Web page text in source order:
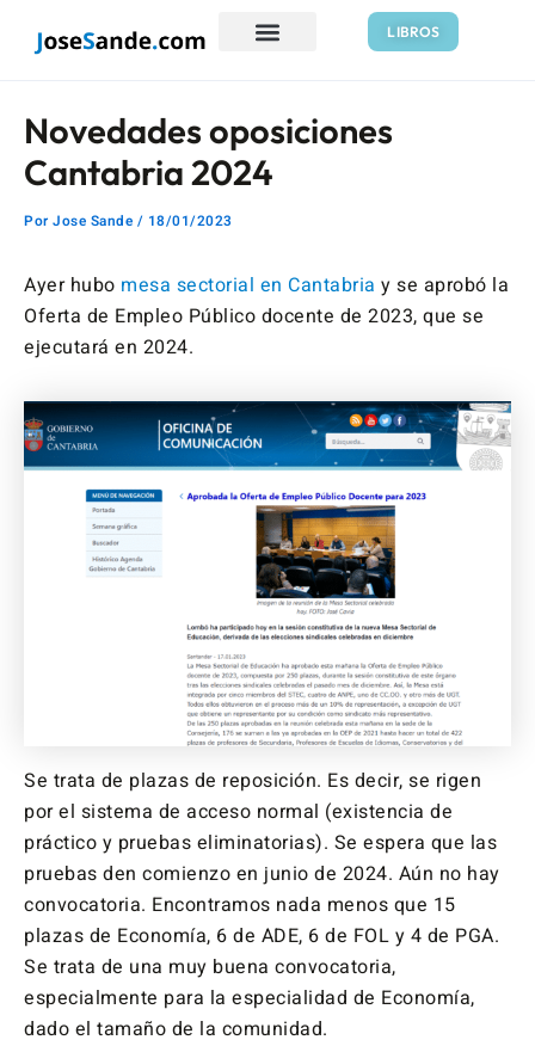
LIBROS
Novedades oposiciones
Cantabria 2024
Por Jose Sande / 18/01/2023
Ayer hubo mesa sectorial en Cantabria y se aprobó la
Oferta de Empleo Público docente de 2023, que se
ejecutará en 2024.
Se trata de plazas de reposición. Es decir, se rigen
por el sistema de acceso normal (existencia de
práctico y pruebas eliminatorias). Se espera que las
pruebas den comienzo en junio de 2024. Aún no hay
convocatoria. Encontramos nada menos que 15
plazas de Economía, 6 de ADE, 6 de FOL y 4 de PGA.
Se trata de una muy buena convocatoria,
especialmente para la especialidad de Economía,
dado el tamaño de la comunidad.
de